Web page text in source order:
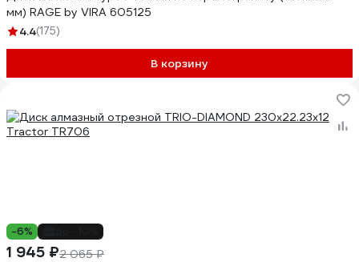
мм) RAGE by VIRA 605125
4.4(175)
В корзину
-6%
1 945 ₽2 065 ₽